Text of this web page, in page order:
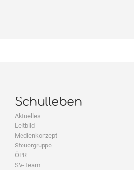
Schulleben
Aktuelles
Leitbild
Medienkonzept
Steuergruppe
ÖPR
SV-Team